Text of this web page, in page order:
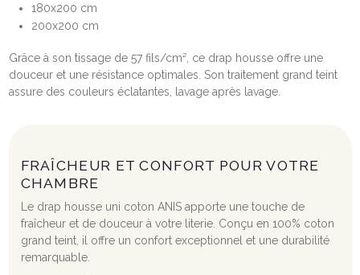
180x200 cm
200x200 cm
Grâce à son tissage de 57 fils/cm², ce drap housse offre une
douceur et une résistance optimales. Son traitement grand teint
assure des couleurs éclatantes, lavage après lavage.
FRAÎCHEUR ET CONFORT POUR VOTRE
CHAMBRE
Le drap housse uni coton ANIS apporte une touche de
fraîcheur et de douceur à votre literie. Conçu en 100% coton
grand teint, il offre un confort exceptionnel et une durabilité
remarquable.